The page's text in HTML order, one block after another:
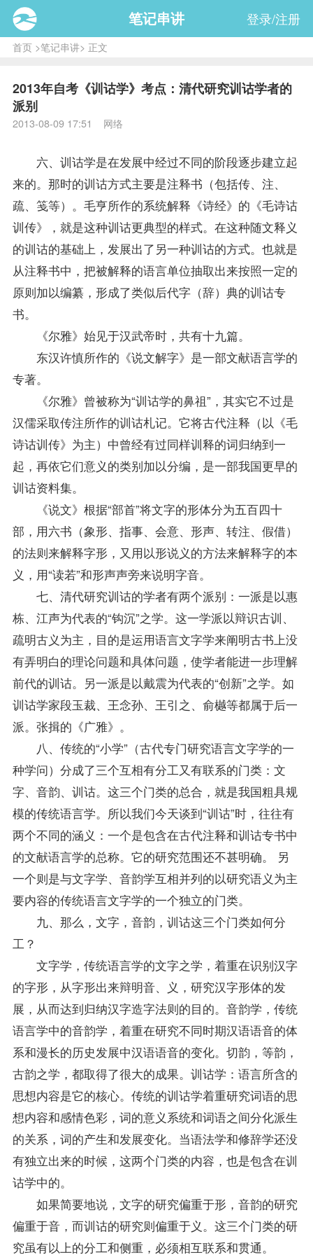
笔记串讲 登录/注册
首页>笔记串讲> 正文
2013年自考《训诂学》考点：清代研究训诂学者的
派别
2013-08-09 17:51 网络
六、 训诂学是在发展中经过不同的阶段逐步建立起
来的。那时的训诂方式主要是注释书（包括传、注、
疏、笺等）。毛亨所作的系统解释《诗经》的《毛诗诂
训传》，就是这种训诂更典型的样式。在这种随文释义
的训诂的基础上，发展出了另一种训诂的方式。也就是
从注释书中，把被解释的语言单位抽取出来按照一定的
原则加以编纂，形成了类似后代字（辞）典的训诂专
书。
《尔雅》始见于汉武帝时，共有十九篇。
东汉许慎所作的《说文解字》是一部文献语言学的
专著。
《尔雅》曾被称为“训诂学的鼻祖”，其实它不过是
汉儒采取传注所作的训诂札记。它将古代注释（以《毛
诗诂训传》为主）中曾经有过同样训释的词归纳到一
起，再依它们意义的类别加以分编，是一部我国更早的
训诂资料集。
《说文》根据“部首”将文字的形体分为五百四十
部，用六书（象形、指事、会意、形声、转注、假借）
的法则来解释字形，又用以形说义的方法来解释字的本
义，用“读若”和形声声旁来说明字音。
七、清代研究训诂的学者有两个派别：一派是以惠
栋、江声为代表的“钩沉”之学。这一学派以辩识古训、
疏明古义为主，目的是运用语言文字学来阐明古书上没
有弄明白的理论问题和具体问题，使学者能进一步理解
前代的训诂。另一派是以戴震为代表的“创新”之学。如
训诂学家段玉裁、王念孙、王引之、俞樾等都属于后一
派。张揖的《广雅》。
八、传统的“小学”（古代专门研究语言文字学的一
种学问）分成了三个互相有分工又有联系的门类：文
字、音韵、训诂。这三个门类的总合，就是我国粗具规
模的传统语言学。所以我们今天谈到“训诂”时，往往有
两个不同的涵义：一个是包含在古代注释和训诂专书中
的文献语言学的总称。它的研究范围还不甚明确。 另
一个则是与文字学、音韵学互相并列的以研究语义为主
要内容的传统语言文字学的一个独立的门类。
九、那么，文字，音韵，训诂这三个门类如何分
工？
文字学，传统语言学的文字之学，着重在识别汉字
的字形，从字形出来辩明音、义，研究汉字形体的发
展，从而达到归纳汉字造字法则的目的。音韵学，传统
语言学中的音韵学，着重在研究不同时期汉语语音的体
系和漫长的历史发展中汉语语音的变化。切韵，等韵，
古韵之学，都取得了很大的成果。训诂学：语言所含的
思想内容是它的核心。传统的训诂学着重研究词语的思
想内容和感情色彩，词的意义系统和词语之间分化派生
的关系，词的产生和发展变化。当语法学和修辞学还没
有独立出来的时候，这两个门类的内容，也是包含在训
诂学中的。
如果简要地说，文字的研究偏重于形，音韵的研究
偏重于音，而训诂的研究则偏重于义。这三个门类的研
究虽有以上的分工和侧重，必须相互联系和贯通。